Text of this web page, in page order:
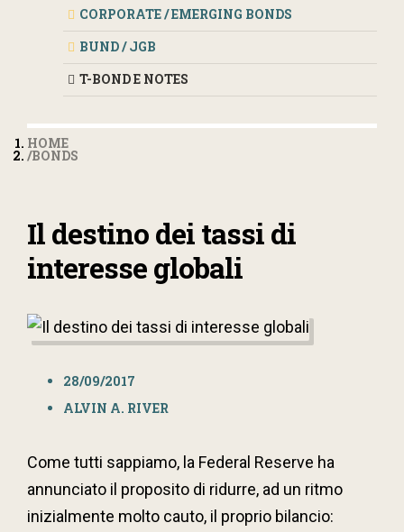
CORPORATE / EMERGING BONDS
BUND / JGB
T-BOND E NOTES
HOME
BONDS
Il destino dei tassi di
interesse globali
28/09/2017
ALVIN A. RIVER
Come tutti sappiamo, la Federal Reserve ha
annunciato il proposito di ridurre, ad un ritmo
inizialmente molto cauto, il proprio bilancio: